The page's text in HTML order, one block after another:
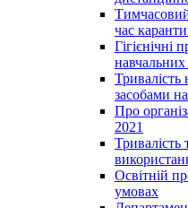
час
Гігієнічні
навчальних
Тривалість
засобами
Про
2021
Тривалість
Освітній
умовах